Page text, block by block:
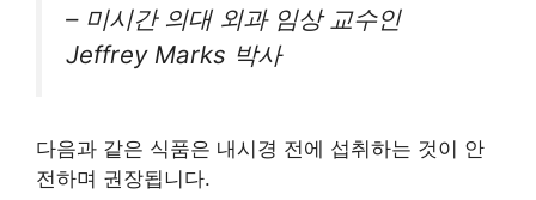
– 미시간 의대 외과 임상 교수인
Jeffrey Marks 박사
다음과 같은 식품은 내시경 전에 섭취하는 것이 안
전하며 권장됩니다.